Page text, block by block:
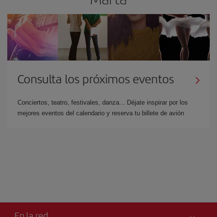
Consulta los próximos eventos
Conciertos, teatro, festivales, danza... Déjate inspirar por los
mejores eventos del calendario y reserva tu billete de avión